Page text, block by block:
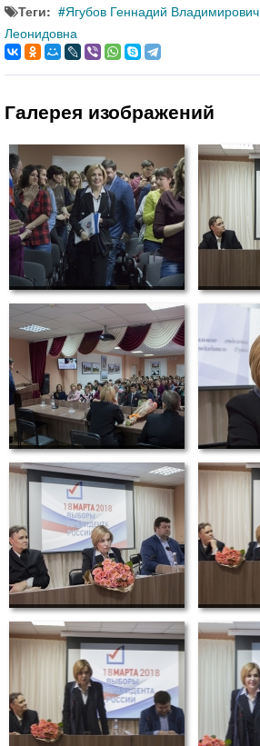
Теги: Ягубов Геннадий Владимирович
Леонидовна
Галерея изображений